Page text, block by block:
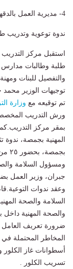
4- مديرية العمل بالدقهلية ..
ندوة توعوية وتدريب
استقبل مركز التدريب
طلبة وطالبات مدارس
والتفصيل للبنات
توجيهات الوزير محمد
تم توقيعه مع وزارة
ورش التدريب
بمقر مركز
المهنية بجمصة،
ومسؤول السلامة
جبران، وزير العمل
وعقد ندوات
السلامة والصحة
والصحة المهنية داخل
ضرورة تعريف العامل
المخاطر المحتملة
أسطوانات غاز
تسريب الكلور .